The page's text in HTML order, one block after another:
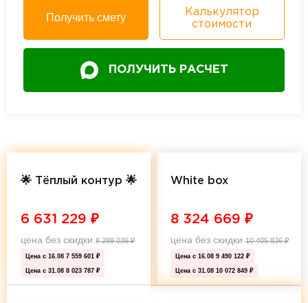
Получить смету
Калькулятор
стоимости
ПОЛУЧИТЬ РАСЧЕТ
🌟 Тёплый контур 🌟
6 631 229 ₽
цена без скидки 8 289 036₽
Цена с 16.08 7 559 601 ₽
Цена с 31.08 8 023 787 ₽
White box
8 324 669 ₽
цена без скидки10 405 836₽
Цена с 16.08 9 490 122 ₽
Цена с 31.08 10 072 849 ₽